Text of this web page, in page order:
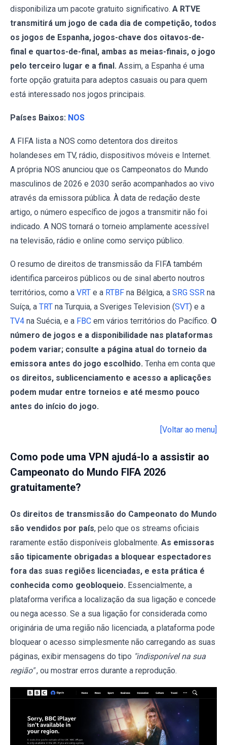
disponibiliza um pacote gratuito significativo. A RTVE
transmitirá um jogo de cada dia de competição, todos
os jogos de Espanha, jogos-chave dos oitavos-de-
final e quartos-de-final, ambas as meias-finais, o jogo
pelo terceiro lugar e a final. Assim, a Espanha é uma
forte opção gratuita para adeptos casuais ou para quem
está interessado nos jogos principais.
Países Baixos: NOS
A FIFA lista a NOS como detentora dos direitos
holandeses em TV, rádio, dispositivos móveis e Internet.
A própria NOS anunciou que os Campeonatos do Mundo
masculinos de 2026 e 2030 serão acompanhados ao vivo
através da emissora pública. À data de redação deste
artigo, o número específico de jogos a transmitir não foi
indicado. A NOS tornará o torneio amplamente acessível
na televisão, rádio e online como serviço público.
O resumo de direitos de transmissão da FIFA também
identifica parceiros públicos ou de sinal aberto noutros
territórios, como a VRT e a RTBF na Bélgica, a SRG SSR na
Suíça, a TRT na Turquia, a Sveriges Television (SVT) e a
TV4 na Suécia, e a FBC em vários territórios do Pacífico. O
número de jogos e a disponibilidade nas plataformas
podem variar; consulte a página atual do torneio da
emissora antes do jogo escolhido. Tenha em conta que
os direitos, sublicenciamento e acesso a aplicações
podem mudar entre torneios e até mesmo pouco
antes do início do jogo.
[Voltar ao menu]
Como pode uma VPN ajudá-lo a assistir ao
Campeonato do Mundo FIFA 2026
gratuitamente?
Os direitos de transmissão do Campeonato do Mundo
são vendidos por país, pelo que os streams oficiais
raramente estão disponíveis globalmente. As emissoras
são tipicamente obrigadas a bloquear espectadores
fora das suas regiões licenciadas, e esta prática é
conhecida como geobloqueio. Essencialmente, a
plataforma verifica a localização da sua ligação e concede
ou nega acesso. Se a sua ligação for considerada como
originária de uma região não licenciada, a plataforma pode
bloquear o acesso simplesmente não carregando as suas
páginas, exibir mensagens do tipo "indisponível na sua
região" , ou mostrar erros durante a reprodução.